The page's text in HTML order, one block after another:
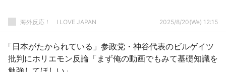
海外反応！ I LOVE JAPAN 2025/8/20(We) 12:15
「日本がたかられている」参政党・神谷代表のビルゲイツ
批判にホリエモン反論「まず俺の動画でもみて基礎知識を